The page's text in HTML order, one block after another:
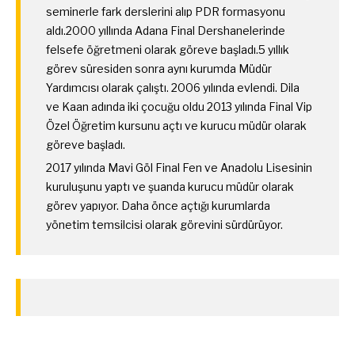
seminerle fark derslerini alıp PDR formasyonu
aldı.2000 yıllında Adana Final Dershanelerinde
felsefe öğretmeni olarak göreve başladı.5 yıllık
görev süresiden sonra aynı kurumda Müdür
Yardımcısı olarak çalıştı. 2006 yılında evlendi. Dila
ve Kaan adında iki çocuğu oldu 2013 yılında Final Vip
Özel Öğretim kursunu açtı ve kurucu müdür olarak
göreve başladı.
2017 yılında Mavi Göl Final Fen ve Anadolu Lisesinin
kuruluşunu yaptı ve şuanda kurucu müdür olarak
görev yapıyor. Daha önce açtığı kurumlarda
yönetim temsilcisi olarak görevini sürdürüyor.